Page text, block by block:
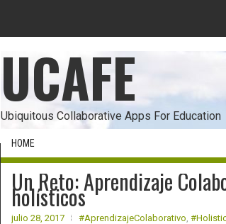
UCAFE
Ubiquitous Collaborative Apps For Education
HOME
Un Reto: Aprendizaje
holísticos
julio 28, 2017 #AprendizajeColaborativo,